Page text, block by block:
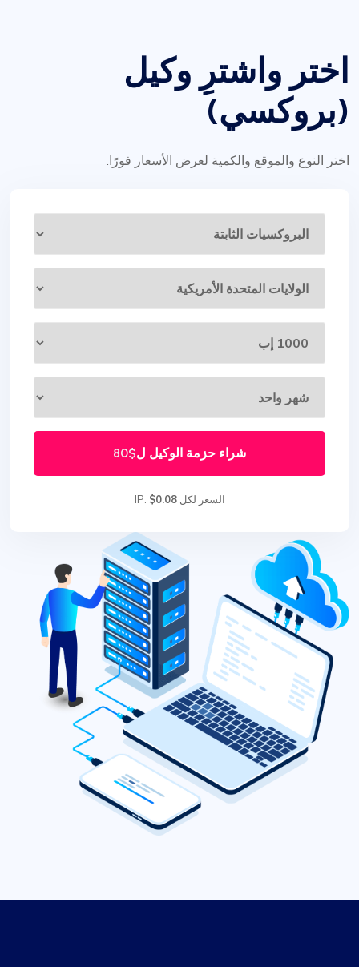
اختر واشترِ وكيل
(بروكسي)
اختر النوع والموقع والكمية لعرض الأسعار فورًا.
شراء حزمة الوكيل ل$80
السعر لكل IP:$0.08